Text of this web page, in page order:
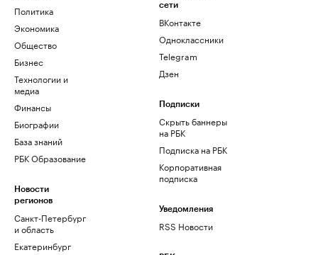
Политика
Экономика
Общество
Бизнес
Технологии и
медиа
Финансы
Биографии
База знаний
РБК Образование
Новости
регионов
Санкт-Петербург
и область
Екатеринбург
сети
ВКонтакте
Одноклассники
Telegram
Дзен
Подписки
Скрыть баннеры
на РБК
Подписка на РБК
Корпоративная
подписка
Уведомления
RSS Новости